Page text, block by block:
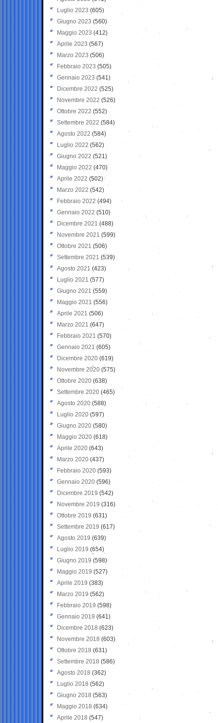
Luglio 2023 (605)
Giugno 2023 (560)
Maggio 2023 (412)
Aprile 2023 (567)
Marzo 2023 (506)
Febbraio 2023 (505)
Gennaio 2023 (541)
Dicembre 2022 (525)
Novembre 2022 (526)
Ottobre 2022 (552)
Settembre 2022 (584)
Agosto 2022 (584)
Luglio 2022 (562)
Giugno 2022 (521)
Maggio 2022 (470)
Aprile 2022 (502)
Marzo 2022 (542)
Febbraio 2022 (494)
Gennaio 2022 (510)
Dicembre 2021 (488)
Novembre 2021 (599)
Ottobre 2021 (506)
Settembre 2021 (539)
Agosto 2021 (423)
Luglio 2021 (577)
Giugno 2021(559)
Maggio 2021 (556)
Aprile 2021 (506)
Marzo 2021 (647)
Febbraio 2021 (570)
Gennaio 2021 (605)
Dicembre 2020 (619)
Novembre 2020 (575)
Ottobre 2020 (638)
Settembre 2020(465)
Agosto 2020 (588)
Luglio 2020 (597)
Giugno 2020 (580)
Maggio 2020 (618)
Aprile 2020 (643)
Marzo 2020 (437)
Febbraio 2020 (593)
Gennaio 2020 (596)
Dicembre 2019 (542)
Novembre 2019 (316)
Ottobre 2019 (631)
Settembre 2019 (617)
Agosto 2019 (639)
Luglio 2019 (654)
Giugno 2019 (598)
Maggio 2019 (527)
Aprile 2019 (383)
Marzo 2019 (562)
Febbraio 2019 (598)
Gennaio 2019 (641)
Dicembre 2018 (623)
Novembre 2018 (603)
Ottobre 2018 (631)
Settembre 2018 (586)
Agosto 2018 (362)
Luglio 2018 (562)
Giugno 2018 (563)
Maggio 2018 (634)
Aprile 2018 (547)